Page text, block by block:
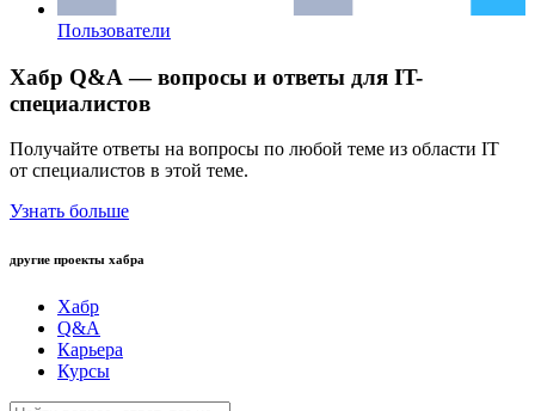
Пользователи
Хабр Q&A — вопросы и ответы для IT-
специалистов
Получайте ответы на вопросы по любой теме из области IT
от специалистов в этой теме.
Узнать больше
другие проекты хабра
Хабр
Q&A
Карьера
Курсы